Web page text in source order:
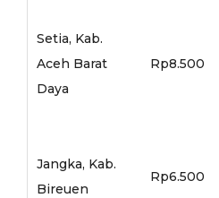
Setia, Kab.
Aceh Barat
Daya
Rp8.500
Jangka, Kab.
Bireuen
Rp6.500